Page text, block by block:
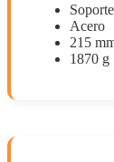
Acero
215
1870 g